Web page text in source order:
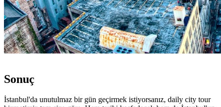
Sonuç
İstanbul'da unutulmaz bir gün geçirmek istiyorsanız, daily city tour